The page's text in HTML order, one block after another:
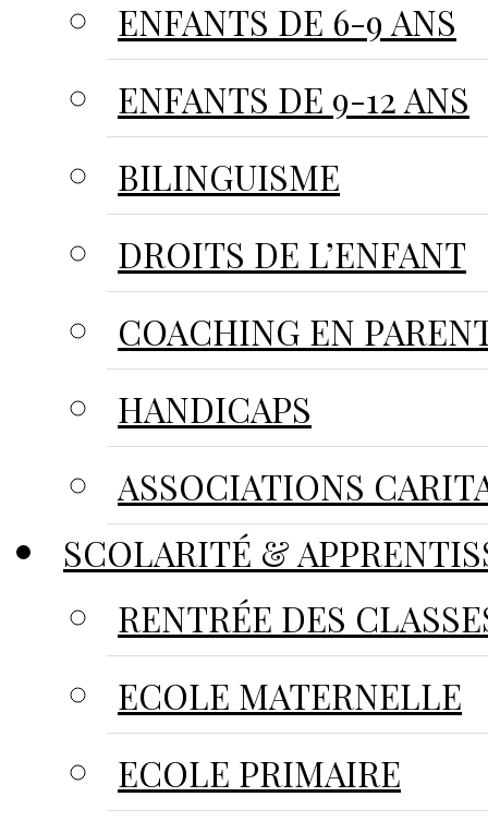
ENFANTS DE 6-9 ANS
ENFANTS DE 9-12 ANS
BILINGUISME
DROITS DE L’ENFANT
COACHING EN
HANDICAPS
ASSOCIATIONS
SCOLARITÉ &
RENTRÉE DES
ECOLE MATERNELLE
ECOLE PRIMAIRE